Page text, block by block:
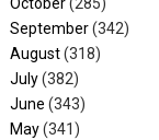
October(285)
September(342)
August(318)
July(382)
June (343)
May(341)